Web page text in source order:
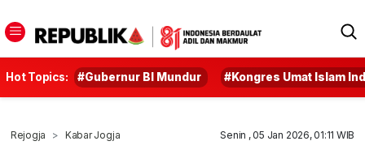
Hot Topics: #Gubernur BI Mundur #Kongres Umat Islam
Rejogja Kabar Jogja Senin , 05 Jan 2026, 01:11 WIB